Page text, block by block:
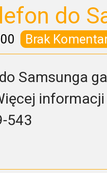
do
Brak
Samsunga
543